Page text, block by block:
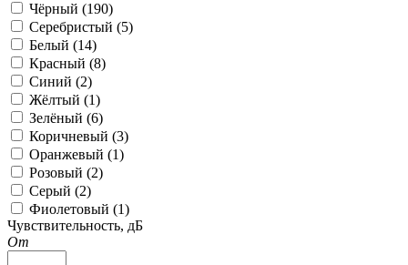
Чёрный (190)
Серебристый (5)
Белый (14)
Красный (8)
Синий (2)
Жёлтый (1)
Зелёный (6)
Коричневый (3)
Оранжевый (1)
Розовый (2)
Серый (2)
Фиолетовый (1)
Чувствительность, дБ
От